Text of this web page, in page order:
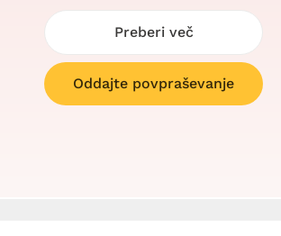
Preberi več
Oddajte povpraševanje